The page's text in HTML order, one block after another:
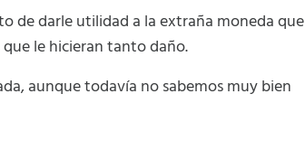
de darle utilidad a la extraña moneda que
le hicieran tanto daño.
aunque todavía no sabemos muy bien